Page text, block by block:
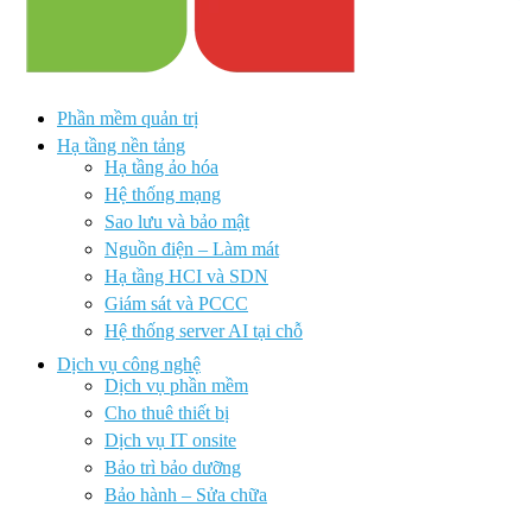
Phần mềm quản trị
Hạ tầng nền tảng
Hạ tầng ảo hóa
Hệ thống mạng
Sao lưu và bảo mật
Nguồn điện – Làm mát
Hạ tầng HCI và SDN
Giám sát và PCCC
Hệ thống server AI tại chỗ
Dịch vụ công nghệ
Dịch vụ phần mềm
Cho thuê thiết bị
Dịch vụ IT onsite
Bảo trì bảo dưỡng
Bảo hành – Sửa chữa